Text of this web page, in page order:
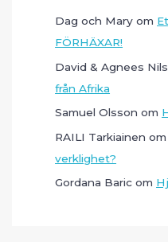
Dag och Mary om
FÖRHÄXAR!
David & Agnees
från Afrika
Samuel Olsson om
RAILI Tarkiainen
verklighet?
Gordana Baric om